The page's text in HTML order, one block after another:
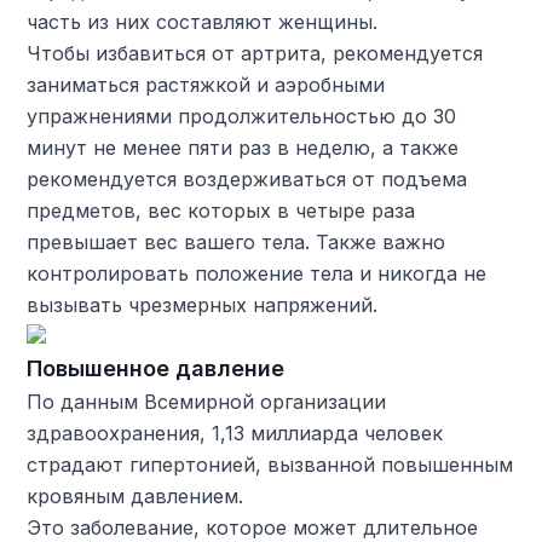
часть из них составляют женщины.
Чтобы избавиться от артрита, рекомендуется
заниматься растяжкой и аэробными
упражнениями продолжительностью до 30
минут не менее пяти раз в неделю, а также
рекомендуется воздерживаться от подъема
предметов, вес которых в четыре раза
превышает вес вашего тела. Также важно
контролировать положение тела и никогда не
вызывать чрезмерных напряжений.
Повышенное давление
По данным Всемирной организации
здравоохранения, 1,13 миллиарда человек
страдают гипертонией, вызванной повышенным
кровяным давлением.
Это заболевание, которое может длительное